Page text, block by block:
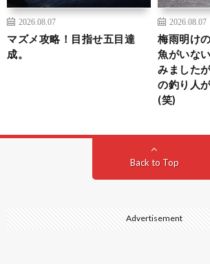
2026.08.07
マズメ攻略！目指せ五目達
成。
2026.08.07
梅雨明け
魚がいな
みました
の釣り人
(笑)
Back to Top
Advertisement